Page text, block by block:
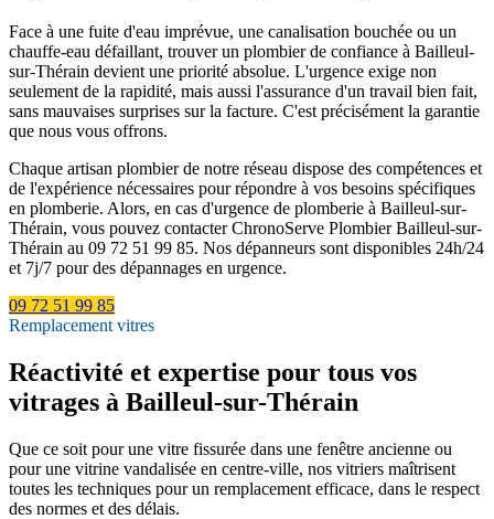
Face à une fuite d'eau imprévue, une canalisation bouchée ou un
chauffe-eau défaillant, trouver un plombier de confiance à Bailleul-
sur-Thérain devient une priorité absolue. L'urgence exige non
seulement de la rapidité, mais aussi l'assurance d'un travail bien fait,
sans mauvaises surprises sur la facture. C'est précisément la garantie
que nous vous offrons.
Chaque artisan plombier de notre réseau dispose des compétences et
de l'expérience nécessaires pour répondre à vos besoins spécifiques
en plomberie. Alors, en cas d'urgence de plomberie à Bailleul-sur-
Thérain, vous pouvez contacter ChronoServe Plombier Bailleul-sur-
Thérain au 09 72 51 99 85. Nos dépanneurs sont disponibles 24h/24
et 7j/7 pour des dépannages en urgence.
09 72 51 99 85
Remplacement vitres
Réactivité et expertise pour tous vos
vitrages à Bailleul-sur-Thérain
Que ce soit pour une vitre fissurée dans une fenêtre ancienne ou
pour une vitrine vandalisée en centre-ville, nos vitriers maîtrisent
toutes les techniques pour un remplacement efficace, dans le respect
des normes et des délais.